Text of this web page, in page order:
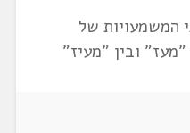
המשמעויות של
ובין "מעיז"